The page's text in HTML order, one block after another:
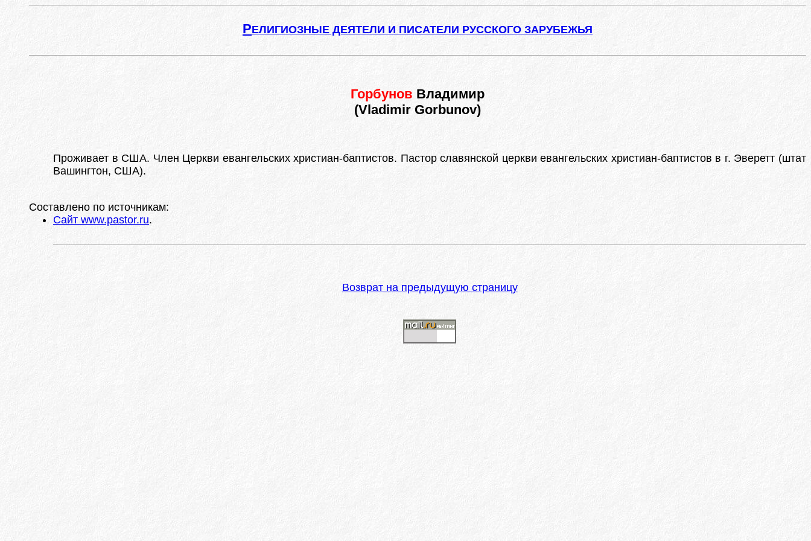
РЕЛИГИОЗНЫЕ ДЕЯТЕЛИ И ПИСАТЕЛИ РУССКОГО ЗАРУБЕЖЬЯ
Горбунов Владимир
(Vladimir Gorbunov)
Проживает в США. Член Церкви евангельских христиан-баптистов. Пастор славянской церкви евангельских христиан-баптистов в г. Эверетт (штат
Вашингтон, США).
Составлено по источникам:
Сайт www.pastor.ru.
Возврат на предыдущую страницу